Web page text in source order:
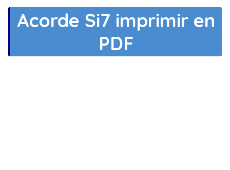
Acorde Si7 imprimir en
PDF